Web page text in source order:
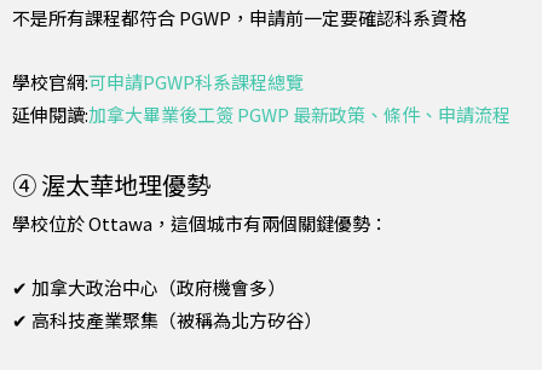
不是所有課程都符合 PGWP，申請前一定要確認科系資格
學校官網:可申請PGWP科系課程總覽
延伸閱讀:加拿大畢業後工簽 PGWP 最新政策、條件、申請流程
④ 渥太華地理優勢
學校位於 Ottawa，這個城市有兩個關鍵優勢：
✔ 加拿大政治中心（政府機會多）
✔ 高科技產業聚集（被稱為北方矽谷）